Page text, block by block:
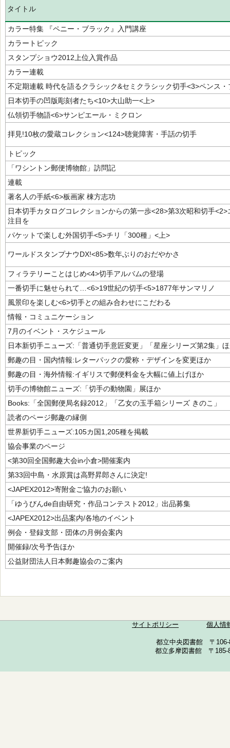
タイトル
カラー特集 『ペニー・ブラック』入門講座
カラートピック
スタンプショウ2012上位入賞作品
カラー連載
不定期連載 時代を語るクラシック&セミクラシック切手<3>ペンス・
日本切手の凹版彫刻者たち<10>大山助一<上>
仏領切手物語<6>サンピエール・ミクロン
拝見!10枚の愛蔵コレクション<124>聴覚障害・手話の切手
トピック
「ワシントン郵便博物館」訪問記
連載
著名人の手紙<6>板画家 棟方志功
日本切手カタログコレクションからの第一歩<28>第3次昭和切手
注目を
パケットで楽しむ外国切手<5>チリ「300種」<上>
ワールドスタンプナウDX!<85>数年ぶりのおだやかさ
フィラテリーことはじめ<4>切手アルバムの登場
一番切手に魅せられて…<6>19世紀の切手<5>1877年サンマリノ
風景印を楽しむ<6>切手との組み合わせにこだわる
情報・コミュニケーション
7月のイベント・スケジュール
日本新切手ニューズ:「普通切手意匠変更」「星座シリーズ第2集」
郵趣の目・国内情報:レターパックの愛称・デザインを変更ほか
郵趣の目・海外情報:イギリスで郵便料金を大幅に値上げほか
切手の博物館ニューズ:「切手の動物園」展ほか
Books:「全国郵便局名録2012」「乙女の玉手箱シリーズ きのこ」
読者のページ郵趣の縁側
世界新切手ニューズ:105カ国1,205種を掲載
協会事業のページ
<第30回全国郵趣大会in小倉>開催案内
第33回中島・水原賞は高野昇郎さんに決定!
<JAPEX2012>寄附金ご協力のお願い
「ゆうびんde自由研究・作品コンテスト2012」出品募集
<JAPEX2012>出品案内/各地のイベント
例会・登録支部・団体の月例会案内
開催録/次号予告ほか
公益財団法人日本郵趣協会のご案内
サイトポリシー 個人情
都立中央図書館 〒
都立多摩図書館 〒185-